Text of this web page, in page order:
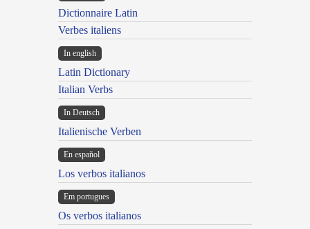
Dictionnaire Latin
Verbes italiens
In english
Latin Dictionary
Italian Verbs
In Deutsch
Italienische Verben
En español
Los verbos italianos
Em portugues
Os verbos italianos